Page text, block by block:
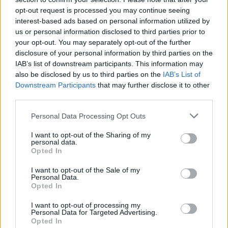
opt-out request is processed you may continue seeing
interest-based ads based on personal information utilized by
us or personal information disclosed to third parties prior to
your opt-out. You may separately opt-out of the further
disclosure of your personal information by third parties on the
IAB’s list of downstream participants. This information may
also be disclosed by us to third parties on the IAB’s List of
Downstream Participants that may further disclose it to other
Personal Data Processing Opt Outs
I want to opt-out of the Sharing of my
personal data.
Opted In
I want to opt-out of the Sale of my
Personal Data.
Opted In
I want to opt-out of processing my
Personal Data for Targeted Advertising.
Opted In
Këmbimi valutor/ Me sa
blihen e shiten dollari dhe
euro, çfarë ndodh me
Horoskopi 10 Gusht
2026/ Cilat janë shenjat
që favorizohen nga fati
Zelensky rikonfirmon në
Serbi qëndrimin për
ukrainas: Gabim
diplomatik, Ukraina duhet
Vihet nën kontroll zjarri në
ullinj